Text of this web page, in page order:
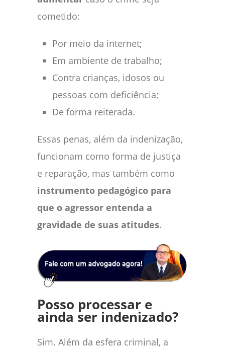
cometido:
Por meio da internet;
Em ambiente de trabalho;
Contra crianças, idosos ou
pessoas com deficiência;
De forma reiterada.
Essas penas, além da indenização,
funcionam como forma de justiça
e reparação, mas também como
instrumento pedagógico para
que o agressor entenda a
gravidade de suas atitudes.
Posso processar e
ainda ser indenizado?
Sim. Além da esfera criminal, a